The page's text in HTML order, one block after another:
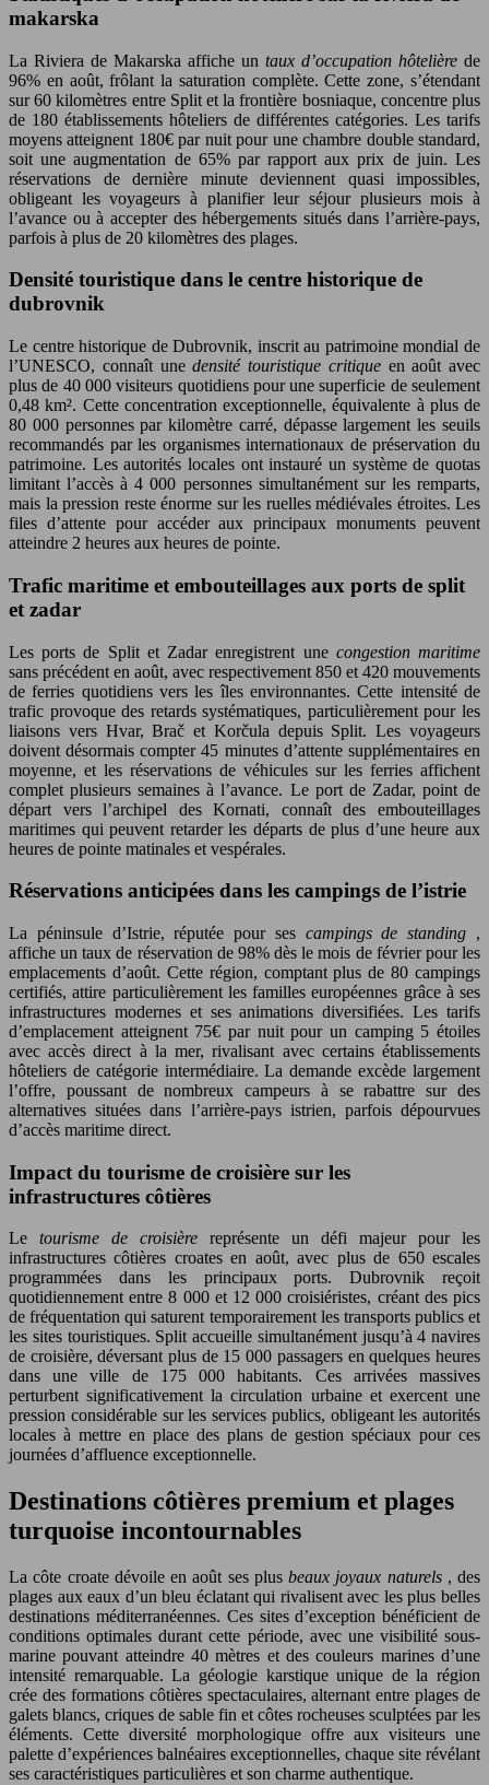
makarska
La Riviera de Makarska affiche un taux d’occupation hôtelière de
96% en août, frôlant la saturation complète. Cette zone, s’étendant
sur 60 kilomètres entre Split et la frontière bosniaque, concentre plus
de 180 établissements hôteliers de différentes catégories. Les tarifs
moyens atteignent 180€ par nuit pour une chambre double standard,
soit une augmentation de 65% par rapport aux prix de juin. Les
réservations de dernière minute deviennent quasi impossibles,
obligeant les voyageurs à planifier leur séjour plusieurs mois à
l’avance ou à accepter des hébergements situés dans l’arrière-pays,
parfois à plus de 20 kilomètres des plages.
Densité touristique dans le centre historique de
dubrovnik
Le centre historique de Dubrovnik, inscrit au patrimoine mondial de
l’UNESCO, connaît unedensité touristique critique en août avec
plus de 40 000 visiteurs quotidiens pour une superficie de seulement
0,48 km². Cette concentration exceptionnelle, équivalente à plus de
80 000 personnes par kilomètre carré, dépasse largement les seuils
recommandés par les organismes internationaux de préservation du
patrimoine. Les autorités locales ont instauré un système de quotas
limitant l’accès à 4 000 personnes simultanément sur les remparts,
mais la pression reste énorme sur les ruelles médiévales étroites. Les
files d’attente pour accéder aux principaux monuments peuvent
atteindre 2 heures aux heures de pointe.
Trafic maritime et embouteillages aux ports de split
et zadar
Les ports de Split et Zadar enregistrent une congestion maritime
sans précédent en août, avec respectivement 850 et 420 mouvements
de ferries quotidiens vers les îles environnantes. Cette intensité de
trafic provoque des retards systématiques, particulièrement pour les
liaisons vers Hvar, Brač et Korčula depuis Split. Les voyageurs
doivent désormais compter 45 minutes d’attente supplémentaires en
moyenne, et les réservations de véhicules sur les ferries affichent
complet plusieurs semaines à l’avance. Le port de Zadar, point de
départ vers l’archipel des Kornati, connaît des embouteillages
maritimes qui peuvent retarder les départs de plus d’une heure aux
heures de pointe matinales et vespérales.
Réservations anticipées dans les campings de l’istrie
La péninsule d’Istrie, réputée pour ses campings de standing ,
affiche un taux de réservation de 98% dès le mois de février pour les
emplacements d’août. Cette région, comptant plus de 80 campings
certifiés, attire particulièrement les familles européennes grâce à ses
infrastructures modernes et ses animations diversifiées. Les tarifs
d’emplacement atteignent 75€ par nuit pour un camping 5 étoiles
avec accès direct à la mer, rivalisant avec certains établissements
hôteliers de catégorie intermédiaire. La demande excède largement
l’offre, poussant de nombreux campeurs à se rabattre sur des
alternatives situées dans l’arrière-pays istrien, parfois dépourvues
d’accès maritime direct.
Impact du tourisme de croisière sur les
infrastructures côtières
Le tourisme de croisière représente un défi majeur pour les
infrastructures côtières croates en août, avec plus de 650 escales
programmées dans les principaux ports. Dubrovnik reçoit
quotidiennement entre 8 000 et 12 000 croisiéristes, créant des pics
de fréquentation qui saturent temporairement les transports publics et
les sites touristiques. Split accueille simultanément jusqu’à 4 navires
de croisière, déversant plus de 15 000 passagers en quelques heures
dans une ville de 175 000 habitants. Ces arrivées massives
perturbent significativement la circulation urbaine et exercent une
pression considérable sur les services publics, obligeant les autorités
locales à mettre en place des plans de gestion spéciaux pour ces
journées d’affluence exceptionnelle.
Destinations côtières premium et plages
turquoise incontournables
La côte croate dévoile en août ses plus beaux joyaux naturels , des
plages aux eaux d’un bleu éclatant qui rivalisent avec les plus belles
destinations méditerranéennes. Ces sites d’exception bénéficient de
conditions optimales durant cette période, avec une visibilité sous-
marine pouvant atteindre 40 mètres et des couleurs marines d’une
intensité remarquable. La géologie karstique unique de la région
crée des formations côtières spectaculaires, alternant entre plages de
galets blancs, criques de sable fin et côtes rocheuses sculptées par les
éléments. Cette diversité morphologique offre aux visiteurs une
palette d’expériences balnéaires exceptionnelles, chaque site révélant
ses caractéristiques particulières et son charme authentique.